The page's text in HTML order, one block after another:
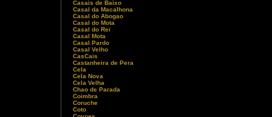
Casais de Baixo
Casal da Macalhona
Casal do Abogao
Casal do Mota
Casal do Rei
Casal Mota
Casal Pardo
Casal Velho
CasCais
Castanheira de Pera
Cela
Cela Nova
Cela Velha
Chao de Parada
Coimbra
Coruche
Coto